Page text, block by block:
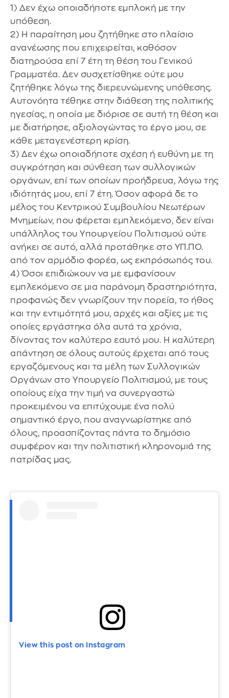
1) Δεν έχω οποιαδήποτε εμπλοκή με την
υπόθεση.
2) Η παραίτηση μου ζητήθηκε στο πλαίσιο
ανανέωσης που επιχειρείται, καθόσον
διατηρούσα επί 7 έτη τη θέση του Γενικού
Γραμματέα. Δεν συσχετίσθηκε ούτε μου
ζητήθηκε λόγω της διερευνώμενης υπόθεσης.
Αυτονόητα τέθηκε στην διάθεση της πολιτικής
ηγεσίας, η οποία με διόρισε σε αυτή τη θέση και
με διατήρησε, αξιολογώντας το έργο μου, σε
κάθε μεταγενέστερη κρίση.
3) Δεν έχω οποιαδήποτε σχέση ή ευθύνη με τη
συγκρότηση και σύνθεση των συλλογικών
οργάνων, επί των οποίων προήδρευα, λόγω της
ιδιότητάς μου, επί 7 έτη. Όσον αφορά δε το
μέλος του Κεντρικού Συμβουλίου Νεωτέρων
Μνημείων, που φέρεται εμπλεκόμενο, δεν είναι
υπάλληλος του Υπουργείου Πολιτισμού ούτε
ανήκει σε αυτό, αλλά προτάθηκε στο ΥΠ.ΠΟ.
από τον αρμόδιο φορέα, ως εκπρόσωπός του.
4) Όσοι επιδιώκουν να με εμφανίσουν
εμπλεκόμενο σε μια παράνομη δραστηριότητα,
προφανώς δεν γνωρίζουν την πορεία, το ήθος
και την εντιμότητά μου, αρχές και αξίες με τις
οποίες εργάστηκα όλα αυτά τα χρόνια,
δίνοντας τον καλύτερο εαυτό μου. Η καλύτερη
απάντηση σε όλους αυτούς έρχεται από τους
εργαζόμενους και τα μέλη των Συλλογικών
Οργάνων στο Υπουργείο Πολιτισμού, με τους
οποίους είχα την τιμή να συνεργαστώ
προκειμένου να επιτύχουμε ένα πολύ
σημαντικό έργο, που αναγνωρίστηκε από
όλους, προασπίζοντας πάντα το δημόσιο
συμφέρον και την πολιτιστική κληρονομιά της
πατρίδας μας.
View this post on Instagram